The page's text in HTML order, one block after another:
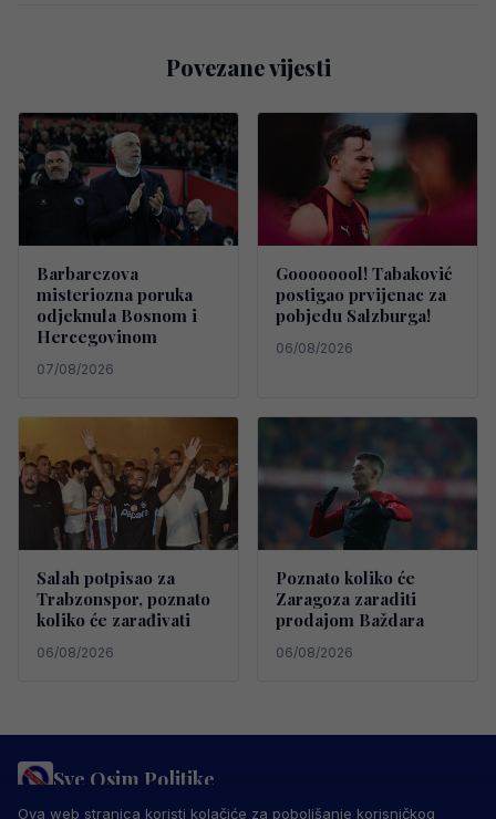
Povezane vijesti
Barbarezova
misteriozna poruka
odjeknula Bosnom i
Hercegovinom
07/08/2026
Goooooool! Tabaković
postigao prvijenac za
pobjedu Salzburga!
06/08/2026
Salah potpisao za
Trabzonspor, poznato
koliko će zarađivati
06/08/2026
Poznato koliko će
Zaragoza zaraditi
prodajom Baždara
06/08/2026
Sve Osim Politike
PRAVILA PRIVATNOSTIMARKETING USLOVI KORIŠTENJA
Ova web stranica koristi kolačiće za poboljšanje korisničkog